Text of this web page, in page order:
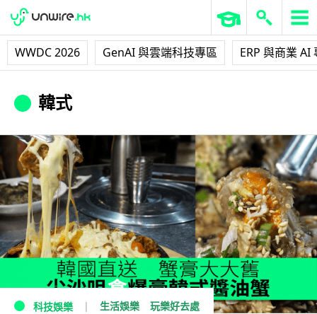
WWDC 2026 GenAI 與雲端科技專區 ERP 與商業 AI
韓式
科技娛樂 生活娛樂 玩樂好去處